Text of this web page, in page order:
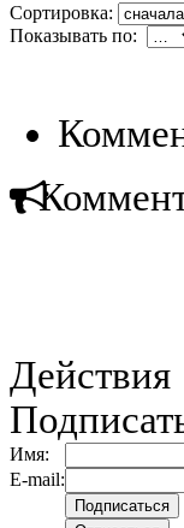
Сортировка:
Показывать по:
Действия
Имя:
E-mail: